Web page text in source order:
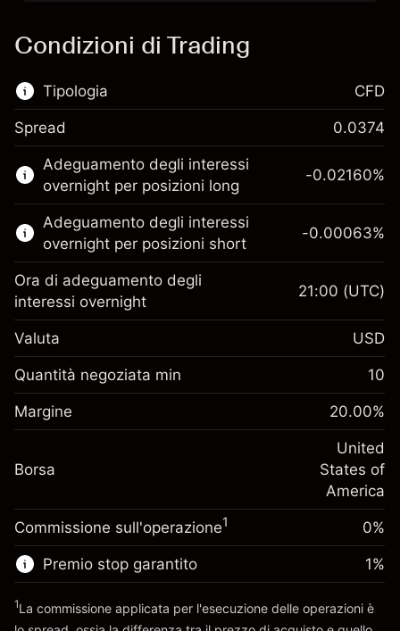
Condizioni di Trading
Tipologia
Questo mercato finanziario è disponibile per il
trading di CFD.
Scopri di più su:
CFD
CFD
Spread 0.0374
Adeguamento degli interessi
overnight per posizioni long
investimento
Adeguamento
finanziamento overnight
Oneri per l'intero valore della
-0.021596
%
(-$1.08)
Dimensione dell'operazione a leva
Denaro da leva ~
$4,000.00
Vai alla piattaforma
-0.02160%
Adeguamento degli interessi
overnight per posizioni short
Margine. Il tuo
investimento
$1,000.00
posizione
-0.000626
%
(-$0.03)
Dimensione dell'operazione a leva
~$5,000.00
Denaro da leva ~
-0.00063%
Ora di adeguamento degli
interessi overnight
21:00 (UTC)
Valuta USD
Quantità negoziata min 10
Margine 20.00%
Borsa
United
States of
America
Commissione sull'operazione1 0%
Premio stop garantito 1%
1La commissione applicata per l'esecuzione delle operazioni è